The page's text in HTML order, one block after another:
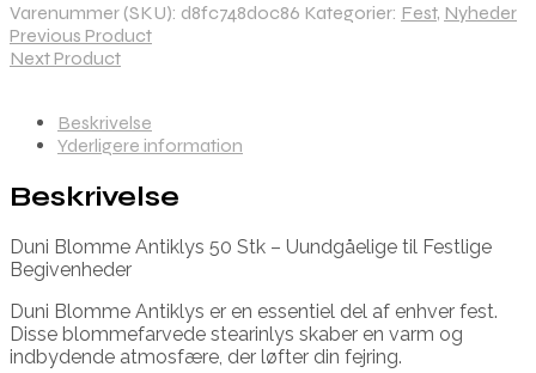
Varenummer (SKU): d8fc748d0c86 Kategorier: Fest, Nyheder
Previous Product
Next Product
Beskrivelse
Yderligere information
Beskrivelse
Duni Blomme Antiklys 50 Stk – Uundgåelige til Festlige
Begivenheder
Duni Blomme Antiklys er en essentiel del af enhver fest.
Disse blommefarvede stearinlys skaber en varm og
indbydende atmosfære, der løfter din fejring.